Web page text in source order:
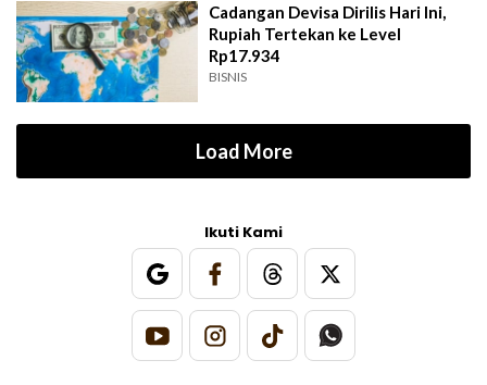
Cadangan Devisa Dirilis Hari Ini,
Rupiah Tertekan ke Level
Rp17.934
BISNIS
Load More
Ikuti Kami